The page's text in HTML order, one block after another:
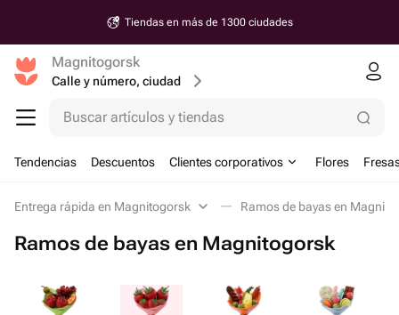
Tiendas en más de 1300 ciudades
Magnitogorsk
Calle y número, ciudad
Buscar artículos y tiendas
Tendencias Descuentos Clientes corporativos Flores
Entrega rápida en Magnitogorsk Ramos de bayas en
Ramos de bayas en Magnitogorsk